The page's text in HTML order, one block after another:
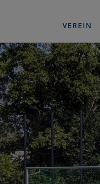
VEREIN